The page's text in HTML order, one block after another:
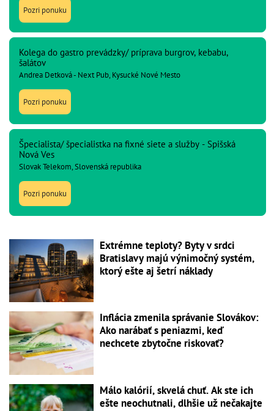
Pozri ponuku
Kolega do gastro prevádzky/ príprava burgrov, kebabu,
šalátov
Andrea Detková - Next Pub, Kysucké Nové Mesto
Pozri ponuku
Špecialista/ špecialistka na fixné siete a služby - Spišská
Nová Ves
Slovak Telekom, Slovenská republika
Pozri ponuku
Extrémne teploty? Byty v srdci
Bratislavy majú výnimočný systém,
ktorý ešte aj šetrí náklady
Inflácia zmenila správanie Slovákov:
Ako narábať s peniazmi, keď
nechcete zbytočne riskovať?
Málo kalórií, skvelá chuť. Ak ste ich
ešte neochutnali, dlhšie už nečakajte